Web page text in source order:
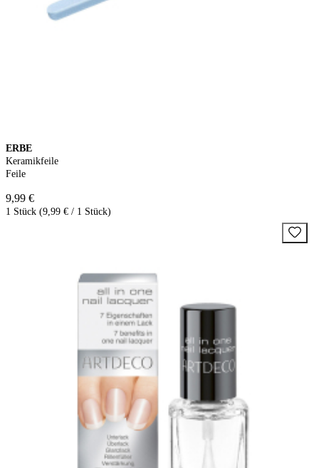
ERBE
Keramikfeile
Feile
9,99 €
1 Stück (9,99 € / 1 Stück)